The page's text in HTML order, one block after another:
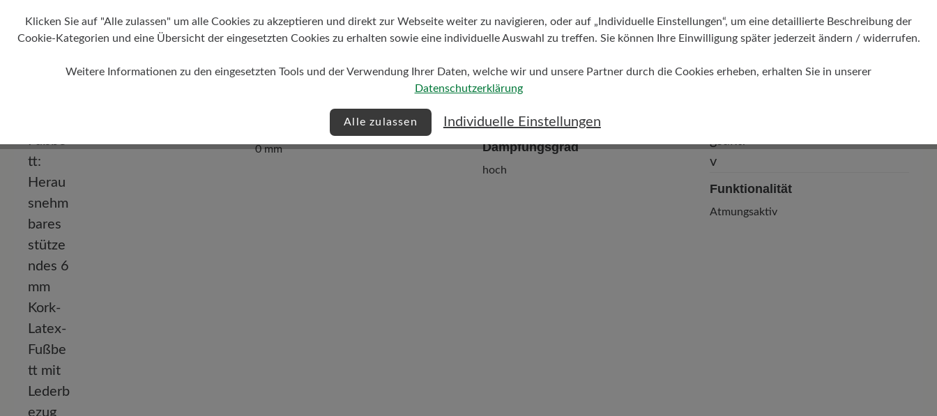
0 mm Dämpfungsgrad
hoch
Funktionalität
Atmungsaktiv
Klicken Sie auf "Alle zulassen" um alle Cookies zu akzeptieren und direkt zur Webseite weiter zu navigieren, oder auf „Individuelle Einstellungen“, um eine detaillierte Beschreibung der
Cookie-Kategorien und eine Übersicht der eingesetzten Cookies zu erhalten sowie eine individuelle Auswahl zu treffen. Sie können Ihre Einwilligung später jederzeit ändern / widerrufen.
Weitere Informationen zu den eingesetzten Tools und der Verwendung Ihrer Daten, welche wir und unsere Partner durch die Cookies erheben, erhalten Sie in unserer
Datenschutzerklärung
Alle zulassen Individuelle Einstellungen